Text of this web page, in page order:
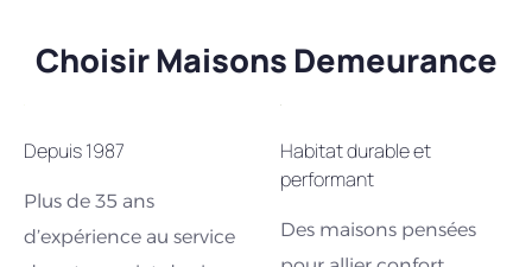
Choisir Maisons Demeurance
Depuis 1987
Plus de 35 ans
d’expérience au service
Habitat durable et
performant
Des maisons pensées